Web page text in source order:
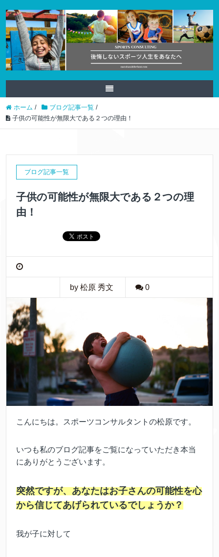
ホーム / ブログ記事一覧 /
子供の可能性が無限大である２つの理由！
ブログ記事一覧
子供の可能性が無限大である２つの理
由！
by 松原 秀文 0
こんにちは。スポーツコンサルタントの松原です。
いつも私のブログ記事をご覧になっていただき本当
にありがとうございます。
突然ですが、あなたはお子さんの可能性を心
から信じてあげられているでしょうか？
我が子に対して